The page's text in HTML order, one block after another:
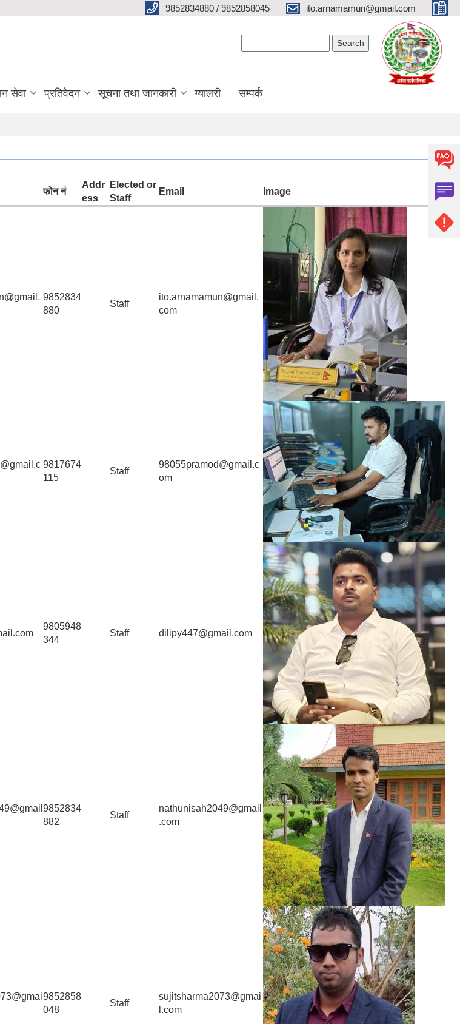
9852834880 / 9852858045 ito.arnamamun@gmail.com
सेवा प्रतिवेदन सूचना तथा जानकारी ग्यालरी सम्पर्क
फोन नं
Addr
ess
Elected or
Staff
Email Image
9852834
880
Staff
ito.arnamamun@gmail.
com
9817674
115
Staff
98055pramod@gmail.c
om
9805948
344
Staff dilipy447@gmail.com
9852834
882
Staff
nathunisah2049@gmail
.com
9852858
048
Staff
sujitsharma2073@gmai
l.com